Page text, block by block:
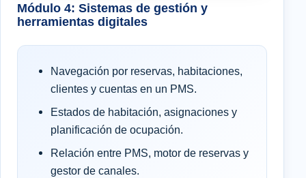
Módulo 4: Sistemas de gestión y
herramientas digitales
Navegación por reservas, habitaciones,
clientes y cuentas en un PMS.
Estados de habitación, asignaciones y
planificación de ocupación.
Relación entre PMS, motor de reservas y
gestor de canales.